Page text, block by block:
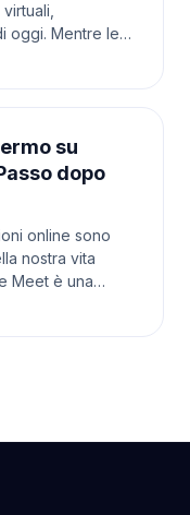
oggi. Mentre le
su
dopo
online sono
nostra vita
Meet è una